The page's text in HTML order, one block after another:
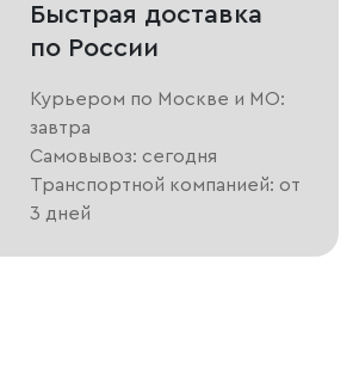
Быстрая доставка
по России
Курьером по Москве и МО:
завтра
Самовывоз: сегодня
Транспортной компанией: от
3 дней